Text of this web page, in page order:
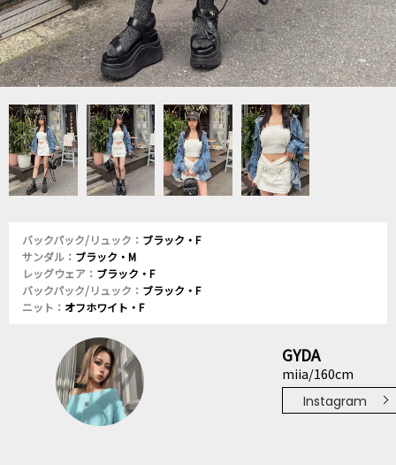
バックパック/リュック： ブラック・F
サンダル： ブラック・M
レッグウェア： ブラック・F
バックパック/リュック： ブラック・F
ニット： オフホワイト・F
GYDA
miia/160cm
Instagram